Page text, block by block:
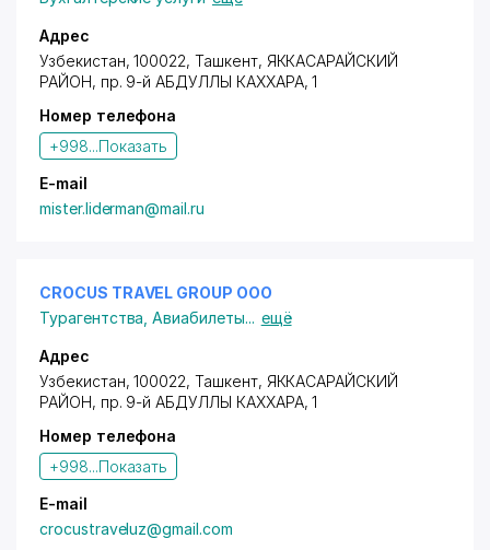
Адрес
Узбекистан, 100022, Ташкент, ЯККАСАРАЙСКИЙ
РАЙОН, пр. 9-й АБДУЛЛЫ КАХХАРА, 1
Номер телефона
+998...Показать
E-mail
mister.liderman@mail.ru
CROCUS TRAVEL GROUP ООО
Турагентства ,Авиабилеты... ещё
Адрес
Узбекистан, 100022, Ташкент, ЯККАСАРАЙСКИЙ
РАЙОН, пр. 9-й АБДУЛЛЫ КАХХАРА, 1
Номер телефона
+998...Показать
E-mail
crocustraveluz@gmail.com